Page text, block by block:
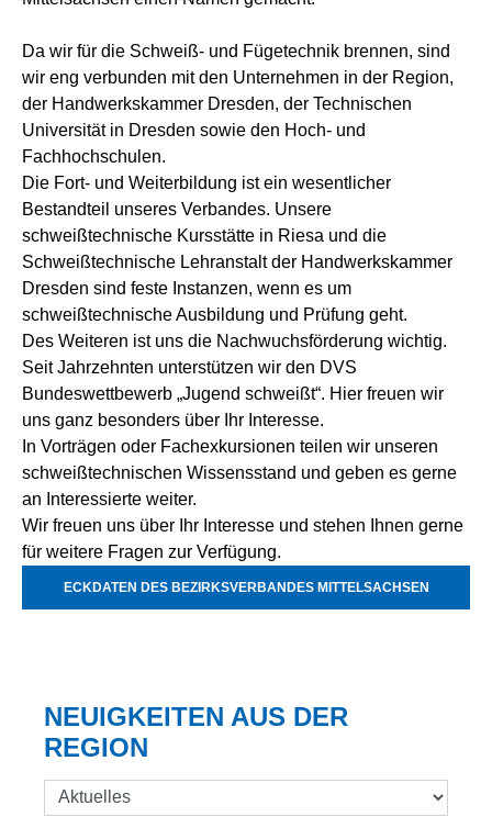
Da wir für die Schweiß- und Fügetechnik brennen, sind
wir eng verbunden mit den Unternehmen in der Region,
der Handwerkskammer Dresden, der Technischen
Universität in Dresden sowie den Hoch- und
Fachhochschulen.
Die Fort- und Weiterbildung ist ein wesentlicher
Bestandteil unseres Verbandes. Unsere
schweißtechnische Kursstätte in Riesa und die
Schweißtechnische Lehranstalt der Handwerkskammer
Dresden sind feste Instanzen, wenn es um
schweißtechnische Ausbildung und Prüfung geht.
Des Weiteren ist uns die Nachwuchsförderung wichtig.
Seit Jahrzehnten unterstützen wir den DVS
Bundeswettbewerb „Jugend schweißt“. Hier freuen wir
uns ganz besonders über Ihr Interesse.
In Vorträgen oder Fachexkursionen teilen wir unseren
schweißtechnischen Wissensstand und geben es gerne
an Interessierte weiter.
Wir freuen uns über Ihr Interesse und stehen Ihnen gerne
für weitere Fragen zur Verfügung.
ECKDATEN DES BEZIRKSVERBANDES MITTELSACHSEN
NEUIGKEITEN AUS DER
REGION